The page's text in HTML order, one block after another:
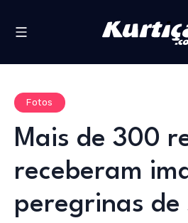
Fotos
Mais de 300
receberam
peregrinas de